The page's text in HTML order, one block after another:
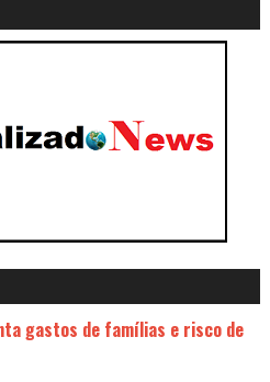
gastos de famílias e risco de